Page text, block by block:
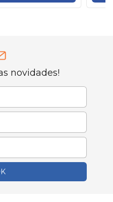
novidades!